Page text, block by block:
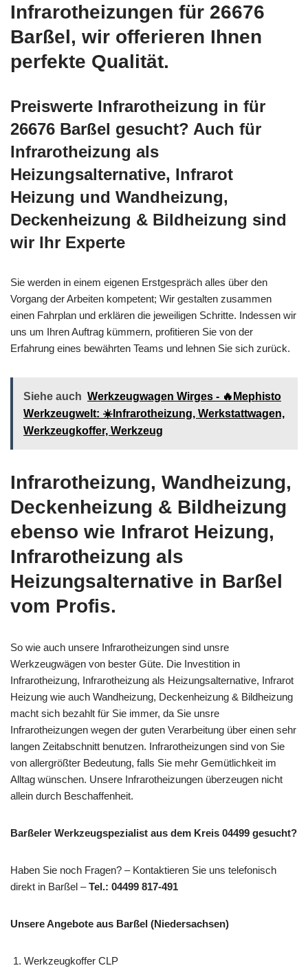
Infrarotheizungen für 26676
Barßel, wir offerieren Ihnen
perfekte Qualität.
Preiswerte Infrarotheizung in für
26676 Barßel gesucht? Auch für
Infrarotheizung als
Heizungsalternative, Infrarot
Heizung und Wandheizung,
Deckenheizung & Bildheizung sind
wir Ihr Experte
Sie werden in einem eigenen Erstgespräch alles über den
Vorgang der Arbeiten kompetent; Wir gestalten zusammen
einen Fahrplan und erklären die jeweiligen Schritte. Indessen wir
uns um Ihren Auftrag kümmern, profitieren Sie von der
Erfahrung eines bewährten Teams und lehnen Sie sich zurück.
Siehe auch Werkzeugwagen Wirges - 🔥Mephisto
Werkzeugwelt: ☀️Infrarotheizung, Werkstattwagen,
Werkzeugkoffer, Werkzeug
Infrarotheizung, Wandheizung,
Deckenheizung & Bildheizung
ebenso wie Infrarot Heizung,
Infrarotheizung als
Heizungsalternative in Barßel
vom Profis.
So wie auch unsere Infrarotheizungen sind unsre
Werkzeugwägen von bester Güte. Die Investition in
Infrarotheizung, Infrarotheizung als Heizungsalternative, Infrarot
Heizung wie auch Wandheizung, Deckenheizung & Bildheizung
macht sich bezahlt für Sie immer, da Sie unsre
Infrarotheizungen wegen der guten Verarbeitung über einen sehr
langen Zeitabschnitt benutzen. Infrarotheizungen sind von Sie
von allergrößter Bedeutung, falls Sie mehr Gemütlichkeit im
Alltag wünschen. Unsere Infrarotheizungen überzeugen nicht
allein durch Beschaffenheit.
Barßeler Werkzeugspezialist aus dem Kreis 04499 gesucht?
Haben Sie noch Fragen? – Kontaktieren Sie uns telefonisch
direkt in Barßel –Tel.: 04499 817-491
Unsere Angebote aus Barßel (Niedersachsen)
Werkzeugkoffer CLP